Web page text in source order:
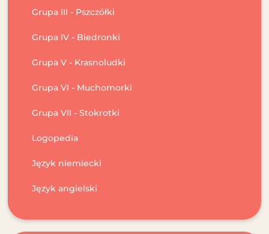
Grupa III - Pszczółki
Grupa IV - Biedronki
Grupa V - Krasnoludki
Grupa VI - Muchomorki
Grupa VII - Stokrotki
Logopedia
Język niemiecki
Język angielski